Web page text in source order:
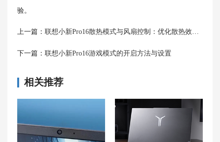
验。
上一篇： 联想小新Pro16散热模式与风扇控制：优化散热效果，提升性能
下一篇： 联想小新Pro16游戏模式的开启方法与设置
相关推荐